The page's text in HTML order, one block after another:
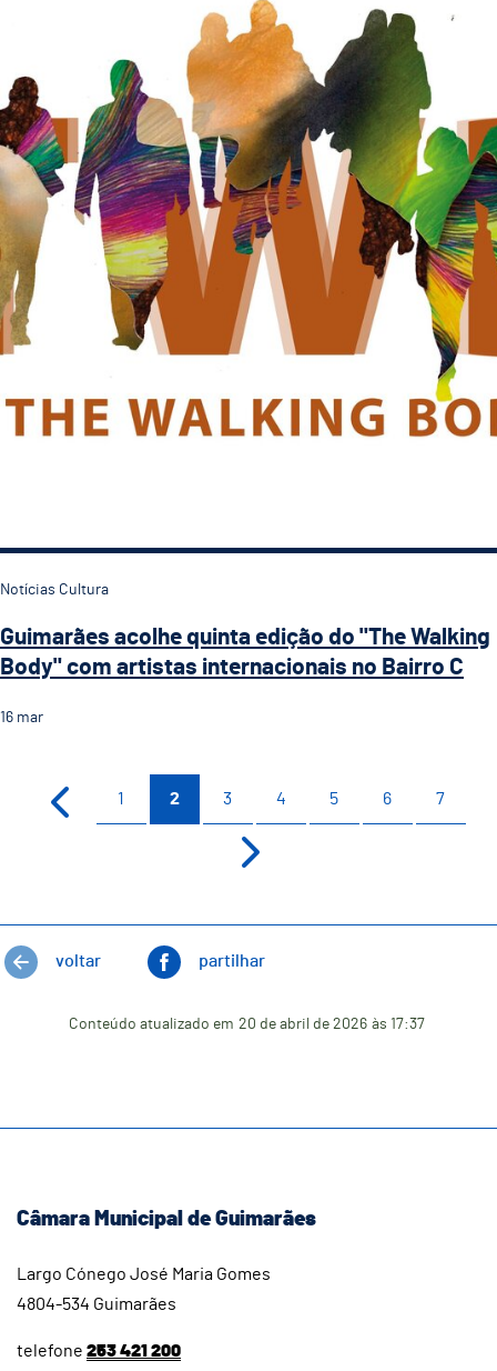
Notícias Cultura
Guimarães acolhe quinta edição do "The Walking
Body" com artistas internacionais no Bairro C
16 mar
1 2 3 4 5 6 7
voltar partilhar
Conteúdo atualizado em 20 de abril de 2026 às 17:37
Câmara Municipal de Guimarães
Largo Cónego José Maria Gomes
4804-534 Guimarães
telefone 253 421 200